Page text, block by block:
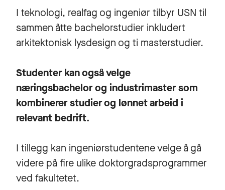
I teknologi, realfag og ingeniør tilbyr USN til
sammen åtte bachelorstudier inkludert
arkitektonisk lysdesign og ti masterstudier.
Studenter kan også velge
næringsbachelor og industrimaster som
kombinerer studier og lønnet arbeid i
relevant bedrift.
I tillegg kan ingeniørstudentene velge å gå
videre på fire ulike doktorgradsprogrammer
ved fakultetet.